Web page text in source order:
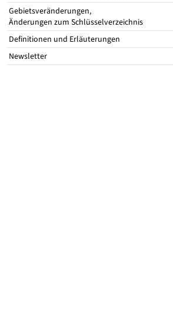
Gebietsveränderungen,
Änderungen zum Schlüsselverzeichnis
Definitionen und Erläuterungen
Newsletter